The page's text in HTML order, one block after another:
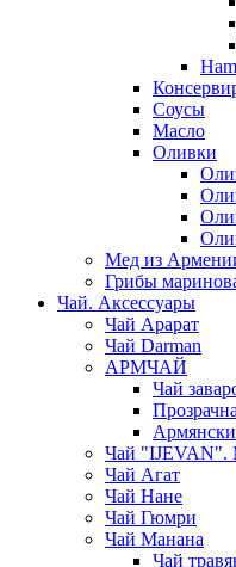
Соусы
Масло
Оливки
Мед из
Грибы
Чай. Аксессуары
Чай Арарат
Чай Darman
АРМЧАЙ
Чай
Чай "IJEVAN".
Чай Агат
Чай Нане
Чай Гюмри
Чай Манана
Чай